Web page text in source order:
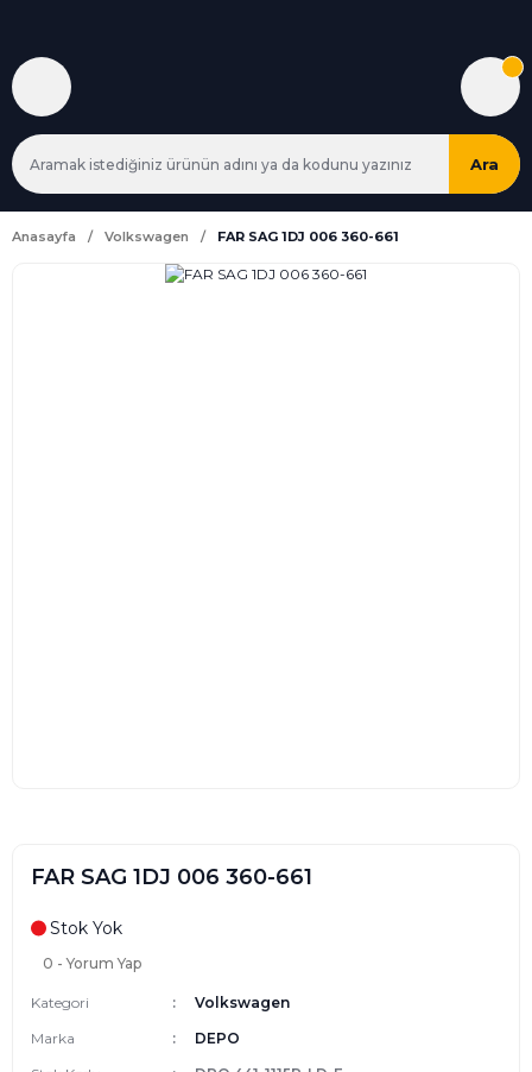
Ara
Anasayfa Volkswagen FAR SAG 1DJ 006 360-661
FAR SAG 1DJ 006 360-661
Stok Yok
0 - Yorum Yap
Kategori
Volkswagen
Marka
DEPO